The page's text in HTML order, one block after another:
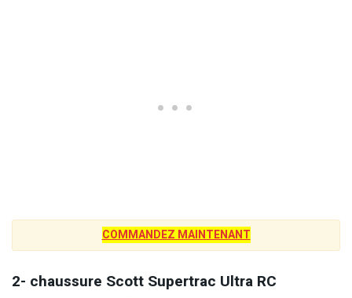
COMMANDEZ MAINTENANT
2- chaussure Scott Supertrac Ultra RC